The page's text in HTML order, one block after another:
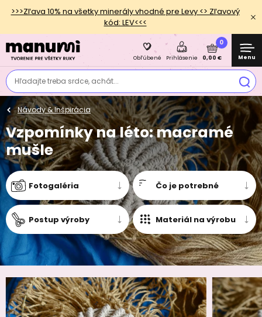
>>>Zľava 10% na všetky minerály vhodné pre Levy <> Zľavový
kód: LEV<<<
Hľadajte treba srdce, achát...
Obľúbené Prihlásenie
0
0,00 € Menu
Návody & Inšpirácia
Vzpomínky na léto: macramé
mušle
Fotogaléria Čo je potrebné
Postup výroby Materiál na výrobu